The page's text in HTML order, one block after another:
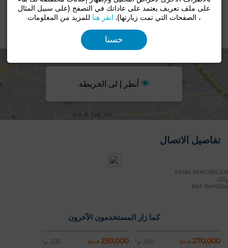
مرآب مسبح
أنظر إ لى الخريطة
تفاصيل الاتصال
SANA IMMOBILIER
وكالة
Réf: Ref405a
كما زار المستخدمون الآخرون
270,000 د.ت 100 م² 250,000 د.ت 100 م²
على ملف تعريف يعتمد على عاداتك في التصفح (على سبيل المثال
، الصفحات التي تمت زيارتها). انقر هنا للمزيد من المعلومات
حسنا